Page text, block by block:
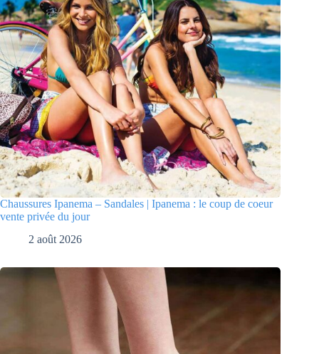
Chaussures Ipanema – Sandales | Ipanema : le coup de coeur
vente privée du jour
2 août 2026